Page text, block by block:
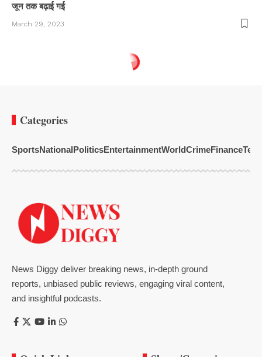
जून तक बढ़ाई गई
March 29, 2023
Categories
SportsNationalPoliticsEntertainmentWorldCrimeFinance
News Diggy deliver breaking news, in-depth ground
reports, unbiased public reviews, engaging viral content,
and insightful podcasts.